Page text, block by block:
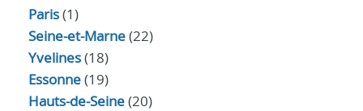
Paris(1)
Seine-et-Marne(22)
Yvelines(18)
Essonne(19)
Hauts-de-Seine(20)